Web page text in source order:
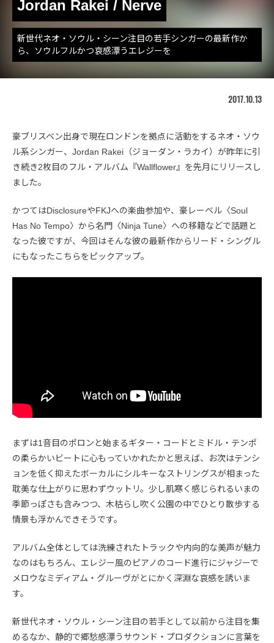
Jordan Rakei / Nerve
新世代ネオ・ソウル・シーン注目の若手シンガーの最新作か
ら、ソウルフルかつ哀感漂うエレジーを
2017.10.13
豪ブリスベン出身で現在ロンドンを拠点に活動をするネオ・ソウ
ル系シンガー、Jordan Rakei（ジョーダン・ラカイ）が昨年に引
き続き2枚目のフル・アルバム『Wallflower』を先月にリリースし
ました。
かつてはDisclosureやFKJへの楽曲参加や、豪レーベル〈Soul
Has No Tempo〉から名門〈Ninja Tune〉への移籍などで話題と
なった彼ですが、今回はそんな彼の最新作からリード・シングル
にもなったこちらをピックアップ。
まずは1音目のポロンと始まるギター・コードとミドル・テンポ
の柔らかいビートに心もっていかれたかと思えば、お次はテンシ
ョンを低く抑えたボーカルにシルキーなストリングスが相まった
耽美な仕上がりに思わずウットリ。少し肌寒く感じられるいまの
季節っぽさも含みつつ、木枯らし吹く公園の中でひとり散歩する
情景も浮かんできそうです。
アルバム全体としては洗練されたトラックや内向的な美声が魅力
なのはもちろん、エレジー風のピアノのコード進行にジャジーで
メロウなミディアム・グルーヴがとにかく深淵な哀感を誘いま
す。
新世代ネオ・ソウル・シーン注目の若手として以前から注目を集
めるなか、静的で郷愁感漂うサウンド・プロダクションに言葉を